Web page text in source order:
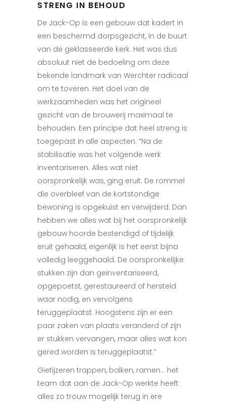
STRENG IN BEHOUD
De Jack-Op is een gebouw dat kadert in
een beschermd dorpsgezicht, in de buurt
van de geklasseerde kerk. Het was dus
absoluut niet de bedoeling om deze
bekende landmark van Werchter radicaal
om te toveren. Het doel van de
werkzaamheden was het origineel
gezicht van de brouwerij maximaal te
behouden. Een principe dat heel streng is
toegepast in alle aspecten. “Na de
stabilisatie was het volgende werk
inventariseren. Alles wat niet
oorspronkelijk was, ging eruit. De rommel
die overbleef van de kortstondige
bewoning is opgekuist en verwijderd. Dan
hebben we alles wat bij het oorspronkelijk
gebouw hoorde bestendigd of tijdelijk
eruit gehaald, eigenlijk is het eerst bijna
volledig leeggehaald. De oorspronkelijke
stukken zijn dan geïnventariseerd,
opgepoetst, gerestaureerd of hersteld
waar nodig, en vervolgens
teruggeplaatst. Hoogstens zijn er een
paar zaken van plaats veranderd of zijn
er stukken vervangen, maar alles wat kon
gered worden is teruggeplaatst.”
Gietijzeren trappen, balken, ramen… het
team dat aan de Jack-Op werkte heeft
alles zo trouw mogelijk terug in ere